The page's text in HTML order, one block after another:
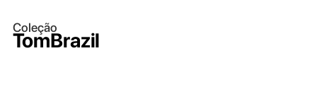
Coleção
TomBrazil